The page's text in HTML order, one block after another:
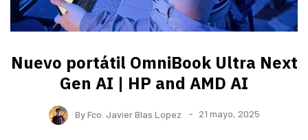
Nuevo portátil OmniBook Ultra ​Next
Gen AI | HP and AMD AI
ByFco. Javier Blas Lopez 21 mayo, 2025